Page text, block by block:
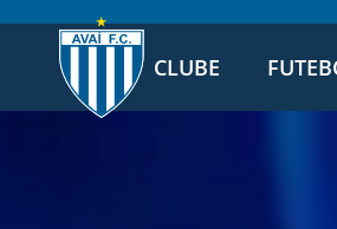
CLUBE